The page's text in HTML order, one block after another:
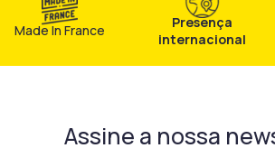
controlada. O utilizador
aplica o produto de forma
uniforme de baixo para
cima e pode
garante uma intervenção
Made In France
Presença
internacional
Assine a nossa